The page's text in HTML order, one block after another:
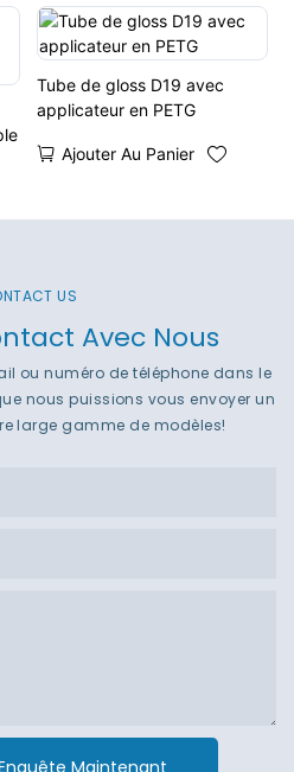
Tube de gloss D19 avec
applicateur en PETG
Ajouter Au Panier
US
Avec Nous
ou numéro de téléphone dans le
nous puissions vous envoyer un
large gamme de modèles!
Maintenant